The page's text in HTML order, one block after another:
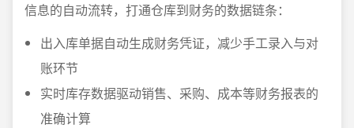
信息的自动流转，打通仓库到财务的数据链条：
出入库单据自动生成财务凭证，减少手工录入与对
账环节
实时库存数据驱动销售、采购、成本等财务报表的
准确计算